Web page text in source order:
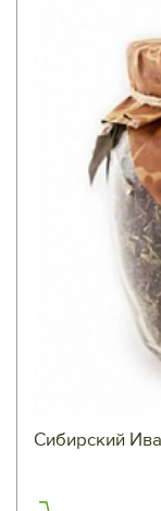
Сибирский